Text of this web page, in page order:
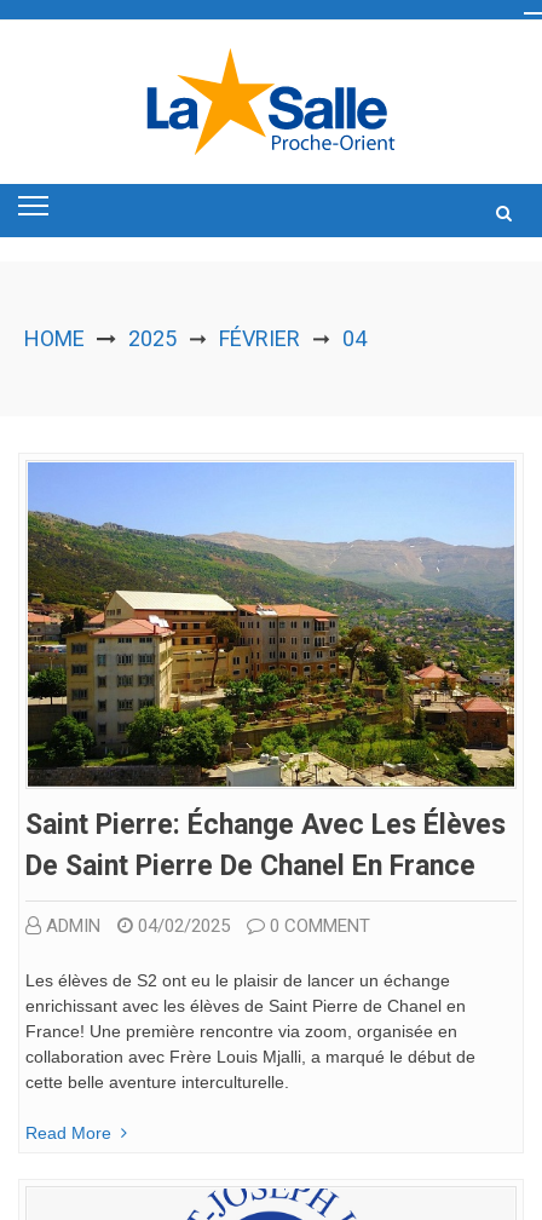
HOME 2025 ➞ FÉVRIER ➞ 04
Saint Pierre: Échange Avec Les Élèves
De Saint Pierre De Chanel En France
ADMIN 04/02/2025 0 COMMENT
Les élèves de S2 ont eu le plaisir de lancer un échange
enrichissant avec les élèves de Saint Pierre de Chanel en
France! Une première rencontre via zoom, organisée en
collaboration avec Frère Louis Mjalli, a marqué le début de
cette belle aventure interculturelle.
Read More